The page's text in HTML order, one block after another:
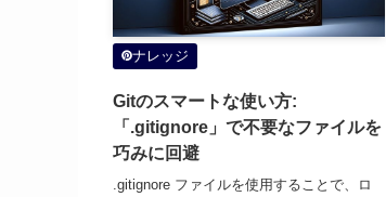
ナレッジ
Gitのスマートな使い方:
「.gitignore」で不要なファイルを
巧みに回避
.gitignore ファイルを使用することで、ロ